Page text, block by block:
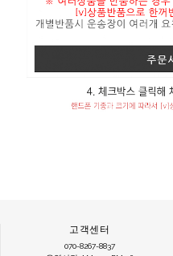
고객센터
070-8267-8837